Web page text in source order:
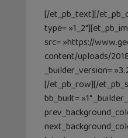
[/et_pb_text][/
type=
src= »https://
content/uploads/
_builder_version=
[/et_pb_row][/
bb_built= »1″